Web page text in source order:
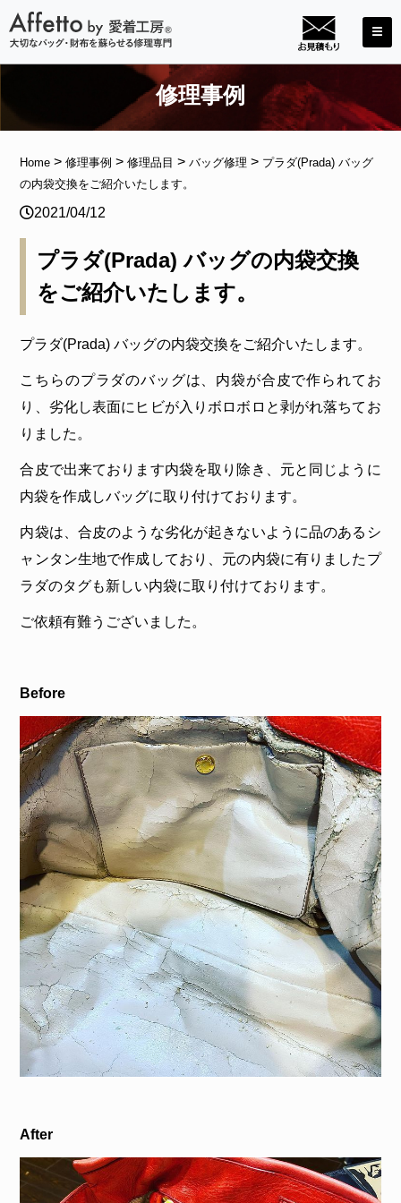
修理事例
Home >修理事例 >修理品目 >バッグ修理 > プラダ(Prada) バッグ
の内袋交換をご紹介いたします。
2021/04/12
プラダ(Prada) バッグの内袋交換
をご紹介いたします。
プラダ(Prada) バッグの内袋交換をご紹介いたします。
こちらのプラダのバッグは、内袋が合皮で作られてお
り、劣化し表面にヒビが入りボロボロと剥がれ落ちてお
りました。
合皮で出来ております内袋を取り除き、元と同じように
内袋を作成しバッグに取り付けております。
内袋は、合皮のような劣化が起きないように品のあるシ
ャンタン生地で作成しており、元の内袋に有りましたプ
ラダのタグも新しい内袋に取り付けております。
ご依頼有難うございました。
Before
After